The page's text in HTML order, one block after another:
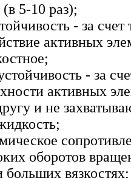
5-10 раз);
- за счет
активных
- за
активных
и не
оборотов
вязкостях;